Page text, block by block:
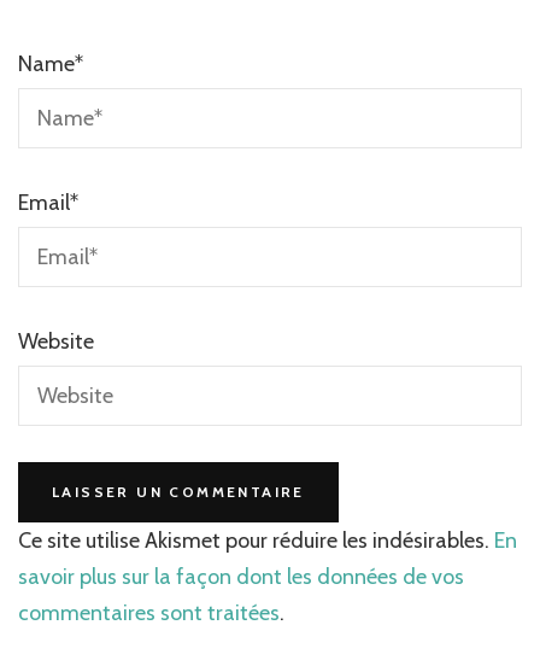
Name*
Email*
Website
Ce site utilise Akismet pour réduire les indésirables. En
savoir plus sur la façon dont les données de vos
commentaires sont traitées.